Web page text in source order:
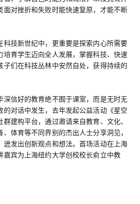
面对挫折和失败时能快速复原，才能不断
科技新世纪中，更重要是探索内心所需要
培育学生迈向全人发展，掌握科技、快速
子们在科技丛林中安然自处，获得持续的
深信好的教育绝不囿于课室，而是无时无
的对话中发生，去年发起公益活动《星空
建构平台，通过邀请来自教育、文化、
体育等不同界别的杰出人士分享洞见，
迸发出创新观点和想法。首场活动在上海
嘉宾为上海纽约大学创校校长俞立中教